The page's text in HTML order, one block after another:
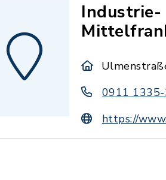
Industrie-
0911
https://